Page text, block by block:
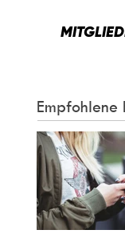
Empfohlene